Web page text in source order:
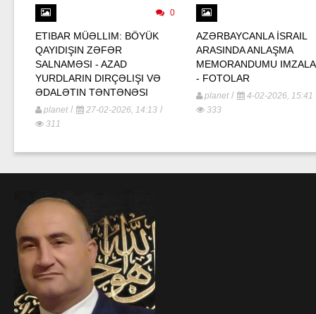
0
ETIBAR MÜƏLLIM: BÖYÜK
QAYIDIŞIN ZƏFƏR
SALNAMƏSI - AZAD
YURDLARIN DIRÇƏLIŞI VƏ
ƏDALƏTIN TƏNTƏNƏSI
planet/ 27-02-2026, 14:13 /
311
AZƏRBAYCANLA İSRAIL
ARASINDA ANLAŞMA
MEMORANDUMU
- FOTOLAR
planet/ 4-02-2026, 15:41
333